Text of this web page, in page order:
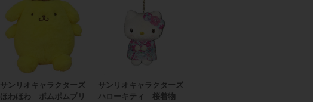
サンリオキャラクターズ
ほわほわ ポムポムプリ
サンリオキャラクターズ
ハローキティ 桜着物